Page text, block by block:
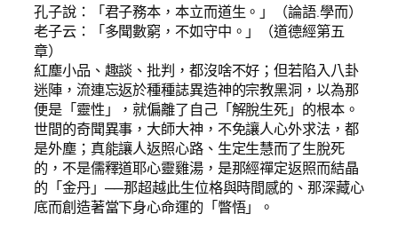
孔子說：「君子務本，本立而道生。」（論語.學而）
老子云：「多聞數窮，不如守中。」（道德經第五
章）
紅塵小品、趣談、批判，都沒啥不好；但若陷入八卦
迷陣，流連忘返於種種誌異造神的宗教黑洞，以為那
便是「靈性」，就偏離了自己「解脫生死」的根本。
世間的奇聞異事，大師大神，不免讓人心外求法，都
是外塵；真能讓人返照心路、生定生慧而了生脫死
的，不是儒釋道耶心靈雞湯，是那經禪定返照而結晶
的「金丹」──那超越此生位格與時間感的、那深藏心
底而創造著當下身心命運的「瞥悟」。